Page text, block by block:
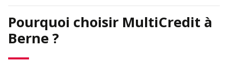
Pourquoi choisir MultiCredit à
Berne ?